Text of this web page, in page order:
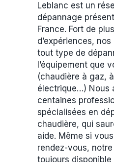
Leblanc est un
dépannage
France. Fort de
d’expériences,
tout type de
l’équipement que
(chaudière à gaz,
électrique…) Nous
centaines
spécialisées en
chaudière, qui
aide. Même si
rendez-vous,
toujours